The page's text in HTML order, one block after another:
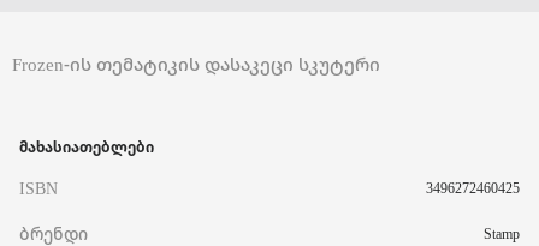
Frozen-ის თემატიკის დასაკეცი სკუტერი
მახასიათებლები
ISBN 3496272460425
ბრენდი Stamp